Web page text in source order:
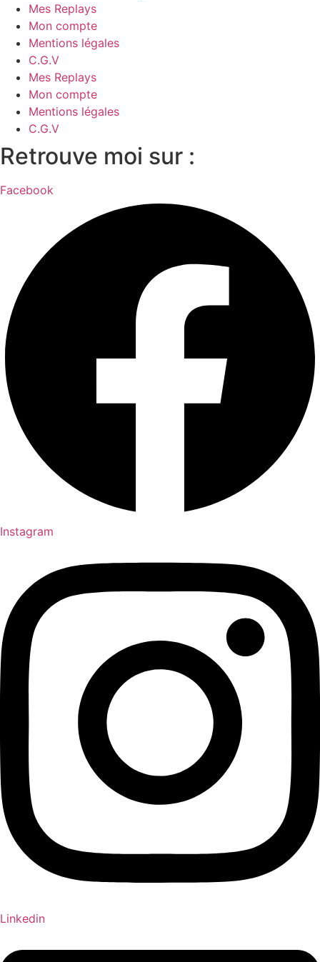
Mes Replays
Mon compte
Mentions légales
C.G.V
Mes Replays
Mon compte
Mentions légales
C.G.V
Retrouve moi sur :
Facebook
Instagram
Linkedin